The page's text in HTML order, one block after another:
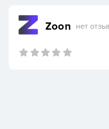
Zoon нет